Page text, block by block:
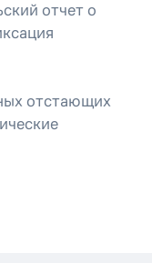
отчет о
отстающих